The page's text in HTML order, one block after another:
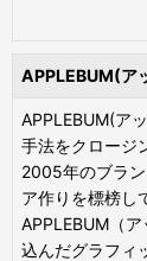
APPLEBUM(ア
APPLEBUM(ア
手法をクロージ
2005年のブラ
ア作りを標榜し
APPLEBUM（
込んだグラフィ